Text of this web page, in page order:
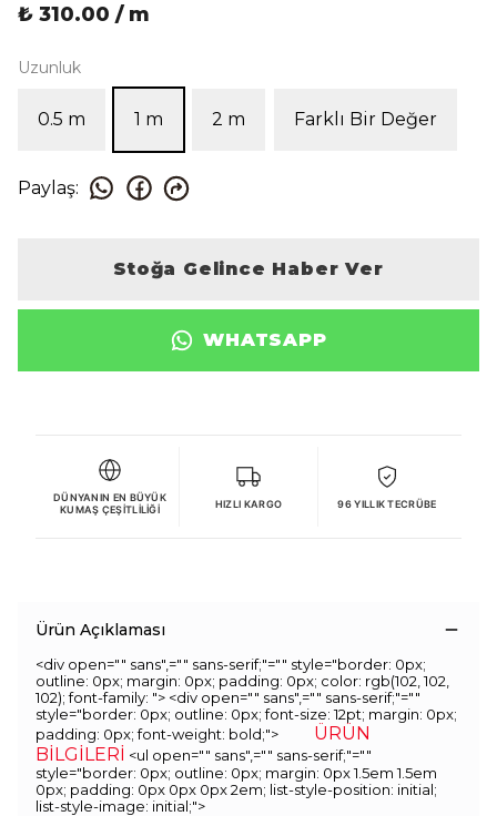
₺ 310.00 / m
Uzunluk
0.5 m 1 m 2 m Farklı Bir Değer
Paylaş:
Stoğa Gelince Haber Ver
WHATSAPP
DÜNYANIN EN BÜYÜK
KUMAŞ ÇEŞITLILIĞI
HIZLI KARGO 96 YILLIK TECRÜBE
Ürün Açıklaması
<div open="" sans",="" sans-serif;"="" style="border: 0px;
outline: 0px; margin: 0px; padding: 0px; color: rgb(102, 102,
102); font-family: "> <div open="" sans",="" sans-serif;"=""
style="border: 0px; outline: 0px; font-size: 12pt; margin: 0px;
padding: 0px; font-weight: bold;"> ÜRÜN
BİLGİLERİ <ul open="" sans",="" sans-serif;"=""
style="border: 0px; outline: 0px; margin: 0px 1.5em 1.5em
0px; padding: 0px 0px 0px 2em; list-style-position: initial;
list-style-image: initial;">